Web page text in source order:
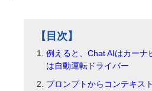
【目次】
例えると、Chat AIはカーナ
は自動運転ドライバー
プロンプトからコンテキス